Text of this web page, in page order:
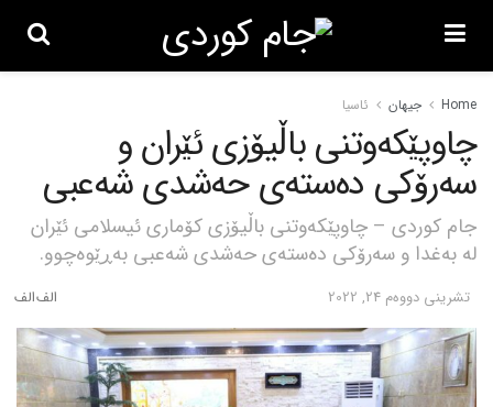
Home جیهان ئاسیا
چاوپێکەوتنی باڵیۆزی ئێران و
سەرۆکی دەستەی حەشدی شەعبی
جام کوردی – چاوپێکەوتنی باڵیۆزی کۆماری ئیسلامی ئێران
لە بەغدا و سەرۆکی دەستەی حەشدی شەعبی بەڕێوەچوو.
تشرینی دووه‌م 24, 2022